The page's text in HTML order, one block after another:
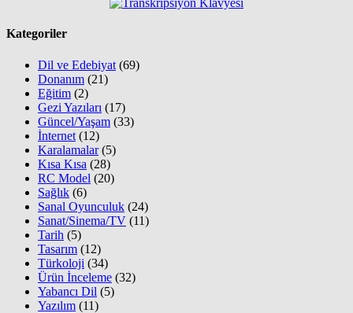
Kategoriler
Dil ve Edebiyat (69)
Donanım (21)
Eğitim (2)
Gezi Yazıları (17)
Güncel/Yaşam (33)
İnternet (12)
Karalamalar(5)
Kısa Kısa (28)
RC Model (20)
Sağlık (6)
Sanal Oyunculuk (24)
Sanat/Sinema/TV (11)
Tarih (5)
Tasarım (12)
Türkoloji (34)
Ürün İnceleme (32)
Yabancı Dil (5)
Yazılım (11)